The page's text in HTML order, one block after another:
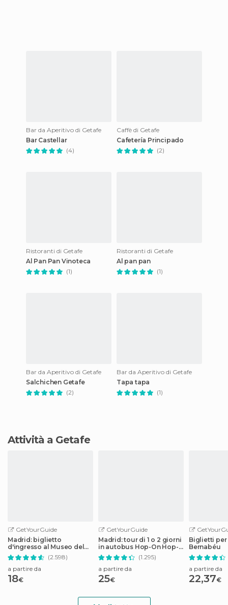
Bar da Aperitivo di Getafe
Bar Castellar
(4)
Caffè di Getafe
Cafetería Principado
(2)
Ristoranti di Getafe
Al Pan Pan Vinoteca
(1)
Ristoranti di Getafe
Al pan pan
(1)
Bar da Aperitivo di Getafe
Salchichen Getafe
(2)
Bar da Aperitivo di Getafe
Tapa tapa
(1)
Attività a Getafe
GetYourGuide
Madrid: biglietto
d'ingresso al Museo del
Prado
(2.598)
a partire da
18€
GetYourGuide
Madrid: tour di 1 o 2 giorni
in autobus Hop-On Hop-
Off
(1.295)
a partire da
25€
Biglietti per
Bernabéu
a partire da
22,37€